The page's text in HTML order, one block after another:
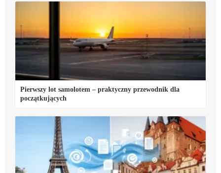
Pierwszy lot samolotem – praktyczny przewodnik dla
początkujących